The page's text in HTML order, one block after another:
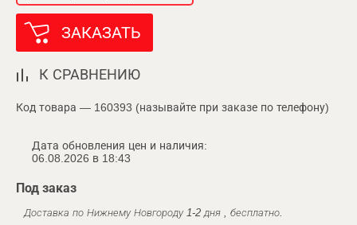
ЗАКАЗАТЬ
К СРАВНЕНИЮ
Код товара — 160393 (называйте при заказе по телефону)
Дата обновления цен и наличия:
06.08.2026 в 18:43
Под заказ
Доставка по Нижнему Новгороду 1-2 дня , бесплатно.